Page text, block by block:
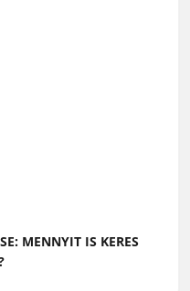
MENNYIT IS KERES